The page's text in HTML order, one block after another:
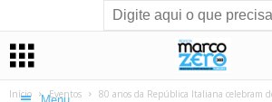
Início Eventos
80 anos da República Italiana celebram